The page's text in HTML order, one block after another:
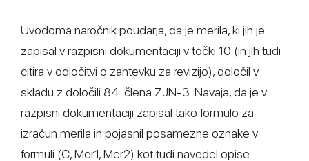
Uvodoma naročnik poudarja, da je merila, ki jih je
zapisal v razpisni dokumentaciji v točki 10 (in jih tudi
citira v odločitvi o zahtevku za revizijo), določil v
skladu z določili 84. člena ZJN-3. Navaja, da je v
razpisni dokumentaciji zapisal tako formulo za
izračun merila in pojasnil posamezne oznake v
formuli (C, Mer1, Mer2) kot tudi navedel opise